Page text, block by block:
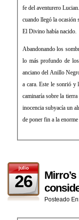
fe del aventurero
cuando llegó la ocasión
El Divino había nacido.
Abandonando los
lo más profundo de
anciano del Anillo
a cara. Este le sonrió y
caminaría sobre la
inocencia subyacía un
de poner fin a la
julio
26
Posteado